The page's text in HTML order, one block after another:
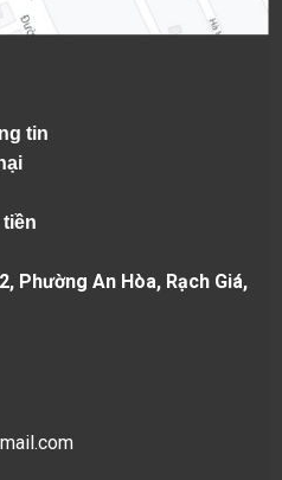
tin
Phường An Hòa, Rạch Giá,